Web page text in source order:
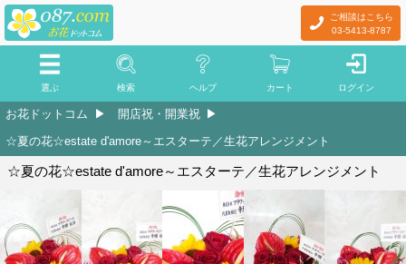
ご相談はこちら
03-5413-8787
選ぶ 検索 ヘルプ カート ログイン
お花ドットコム
開店祝・開業祝
☆夏の花☆estate d'amore～エスターテ／生花アレンジメント
☆夏の花☆estate d'amore～エスターテ／生花アレンジメント